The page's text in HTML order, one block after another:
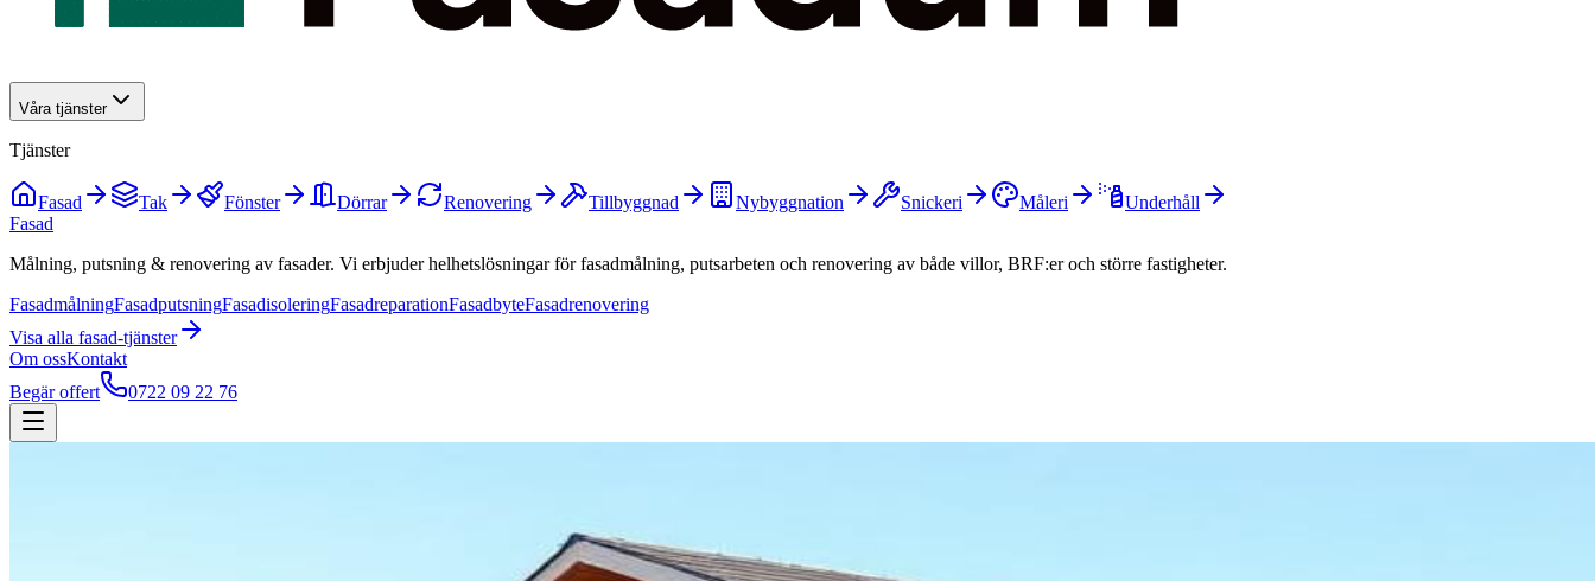
Våra tjänster
Tjänster
Fasad Tak Fönster Dörrar Renovering Tillbyggnad Nybyggnation Snickeri Måleri
Underhåll
Fasad
Målning, putsning & renovering av fasader. Vi erbjuder helhetslösningar för fasadmålning, putsarbeten och renovering av både villor, BRF:er och större fastigheter.
FasadmålningFasadputsningFasadisoleringFasadreparationFasadbyteFasadrenovering
Visa alla fasad-tjänster
Om ossKontakt
Begär offert
0722 09 22 76